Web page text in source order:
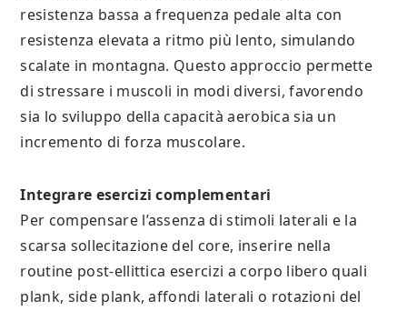
resistenza bassa a frequenza pedale alta con
resistenza elevata a ritmo più lento, simulando
scalate in montagna. Questo approccio permette
di stressare i muscoli in modi diversi, favorendo
sia lo sviluppo della capacità aerobica sia un
incremento di forza muscolare.
Integrare esercizi complementari
Per compensare l’assenza di stimoli laterali e la
scarsa sollecitazione del core, inserire nella
routine post‐ellittica esercizi a corpo libero quali
plank, side plank, affondi laterali o rotazioni del